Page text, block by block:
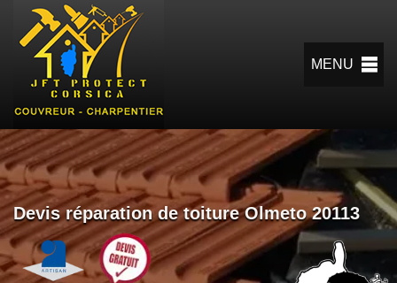
MENU
Devis réparation de toiture Olmeto 20113